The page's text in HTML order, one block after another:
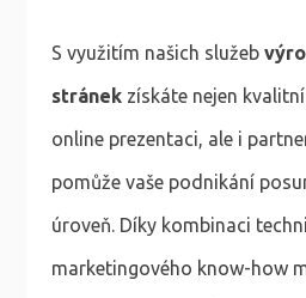
S využitím našich služeb
stránekzískáte nejen
online prezentaci, ale i
pomůže vaše podnikání
úroveň. Díky kombinaci
marketingového know-how